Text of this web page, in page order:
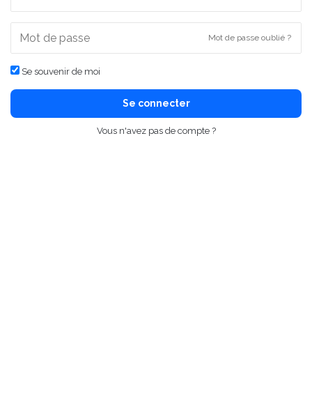
Mot de passe oublié ?
Se souvenir de moi
Se connecter
Vous n'avez pas de compte ?